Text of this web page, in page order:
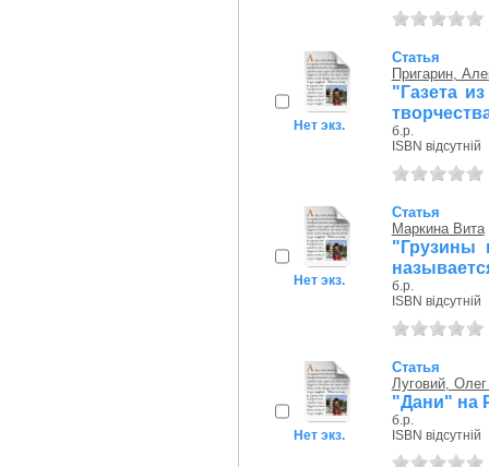
Нет экз.
Статья
Пригарин,
"Газета
б.р.
ISBN відсутній
Нет экз.
Статья
Маркина Вита
"Грузины
б.р.
ISBN відсутній
Нет экз.
Статья
Луговий,
"Дани" на
б.р.
ISBN відсутній